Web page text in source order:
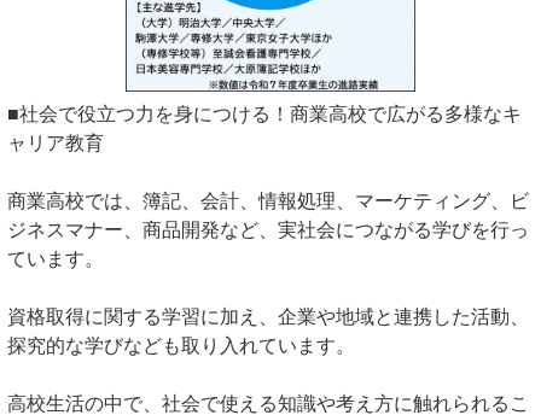
■社会で役立つ力を身につける！商業高校で広がる多様なキ
ャリア教育
商業高校では、簿記、会計、情報処理、マーケティング、ビ
ジネスマナー、商品開発など、実社会につながる学びを行っ
ています。
資格取得に関する学習に加え、企業や地域と連携した活動、
探究的な学びなども取り入れています。
高校生活の中で、社会で使える知識や考え方に触れられるこ